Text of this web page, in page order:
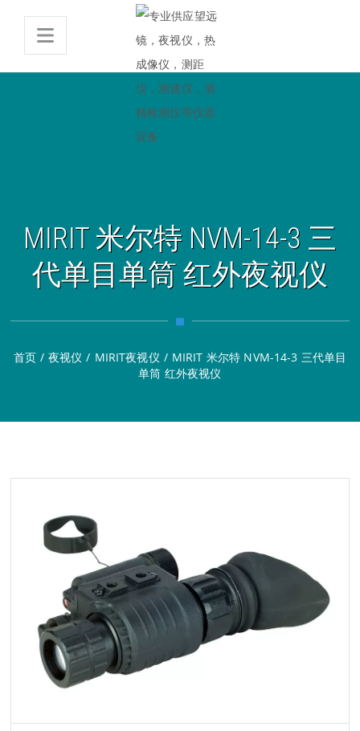
MIRIT 米尔特 NVM-14-3 三
代单目单筒 红外夜视仪
首页 / 夜视仪 / MIRIT夜视仪 / MIRIT 米尔特 NVM-14-3 三代单目
单筒 红外夜视仪